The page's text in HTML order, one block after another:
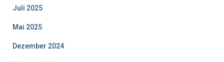
Juli 2025
Mai 2025
Dezember 2024